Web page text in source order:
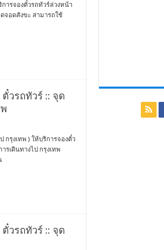
ารจองตั๋วรถทัวร์ล่วงหน้า
จอดสังขะ สามารถใช้
วรถทัวร์ :: จุด
กรุงเทพ ) ให้บริการจองตั๋ว
รเดินทางไป กรุงเทพ
วรถทัวร์ :: จุด